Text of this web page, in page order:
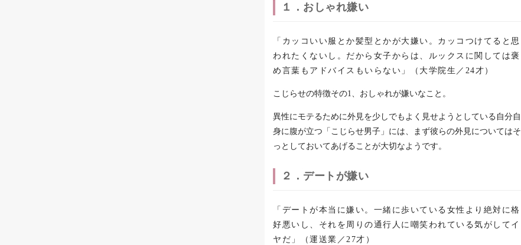
１．おしゃれ嫌い
「カッコいい服とか髪型とかが大嫌い。カッコつけてると思
われたくないし。だから女子からは、ルックスに関しては褒
め言葉もアドバイスもいらない」（大学院生／24才）
こじらせの特徴その1、おしゃれが嫌いなこと。
異性にモテるために外見を少しでもよく見せようとしている自分自
身に腹が立つ「こじらせ男子」には、まず彼らの外見についてはそ
っとしておいてあげることが大切なようです。
２．デートが嫌い
「デートが本当に嫌い。一緒に歩いている女性より絶対に格
好悪いし、それを周りの通行人に嘲笑われている気がしてイ
ヤだ」（運送業／27才）